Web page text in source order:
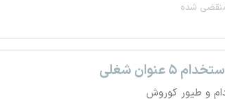
شده
۵ عنوان شغلی
و طیور کوروش